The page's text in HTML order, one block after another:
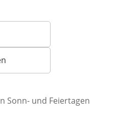
Sonn- und Feiertagen